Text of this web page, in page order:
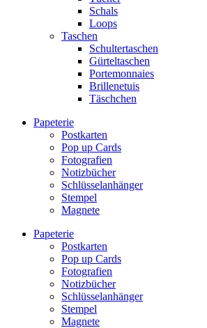
Schals
Loops
Taschen
Schultertaschen
Gürteltaschen
Portemonnaies
Brillenetuis
Täschchen
Papeterie
Postkarten
Pop up Cards
Fotografien
Notizbücher
Schlüsselanhänger
Stempel
Magnete
Papeterie
Postkarten
Pop up Cards
Fotografien
Notizbücher
Schlüsselanhänger
Stempel
Magnete